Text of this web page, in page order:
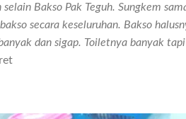
Bakso Pak Teguh. Sungkem
secara keseluruhan. Bakso
dan sigap. Toiletnya banyak